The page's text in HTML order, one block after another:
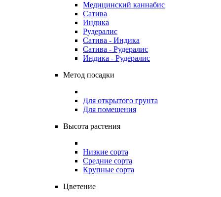
Медицинский каннабис
Сатива
Индика
Рудералис
Сатива - Индика
Сатива - Рудералис
Индика - Рудералис
Метод посадки
Для открытого грунта
Для помещения
Высота растения
Низкие сорта
Средние сорта
Крупные сорта
Цветение